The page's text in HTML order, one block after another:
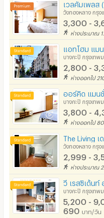
วังทองหลาง กรุง
3,300 -
ห่างประมาณ
บางกะปิ กรุงเทพ
2,800 -
ห่างออกไป
ออร์คิด แมนชั่
บางกะปิ กรุงเทพ
3,800 -
ห่างออกไป
วังทองหลาง กรุง
2,999 -
ห่างประมาณ
วี เรสซิเด้นท์
บางกะปิ กรุงเทพ
5,200 -
690 บาท/วัน